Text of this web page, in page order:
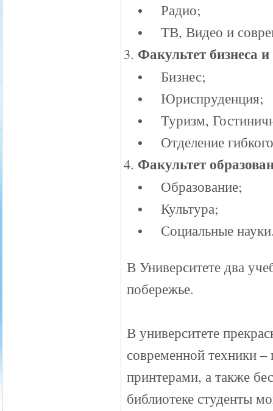
• Радио;
• ТВ, Видео и
Факультет бизнеса
• Бизнес;
• Юриспруденция;
• Туризм,
• Отделение
Факультет
• Образование;
• Культура;
• Социальные
В Университете два
побережье.
В университете
современной техники
принтерами, а также
библиотеке студенты